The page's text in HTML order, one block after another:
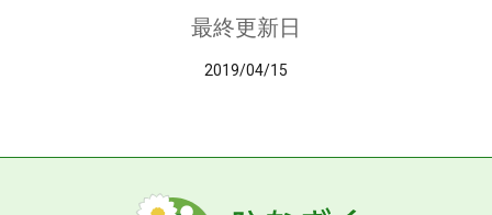
最終更新日
2019/04/15